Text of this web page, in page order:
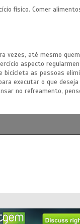
físico. Comer
vezes, até mesmo
aspecto
as pessoas
executar o que
no refreamento,